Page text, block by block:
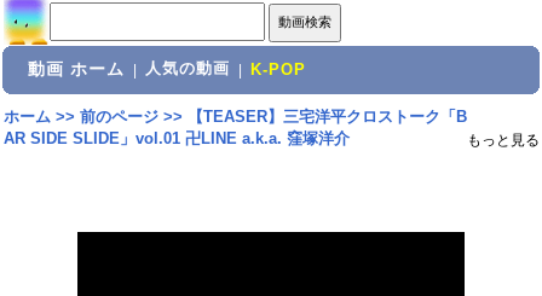
動画 ホーム 人気の動画 K-POP
ホーム>> 前のページ>>
【TEASER】三宅洋平クロストーク「B
AR SIDE SLIDE」vol.01 卍LINE a.k.a. 窪塚洋介
もっと見る